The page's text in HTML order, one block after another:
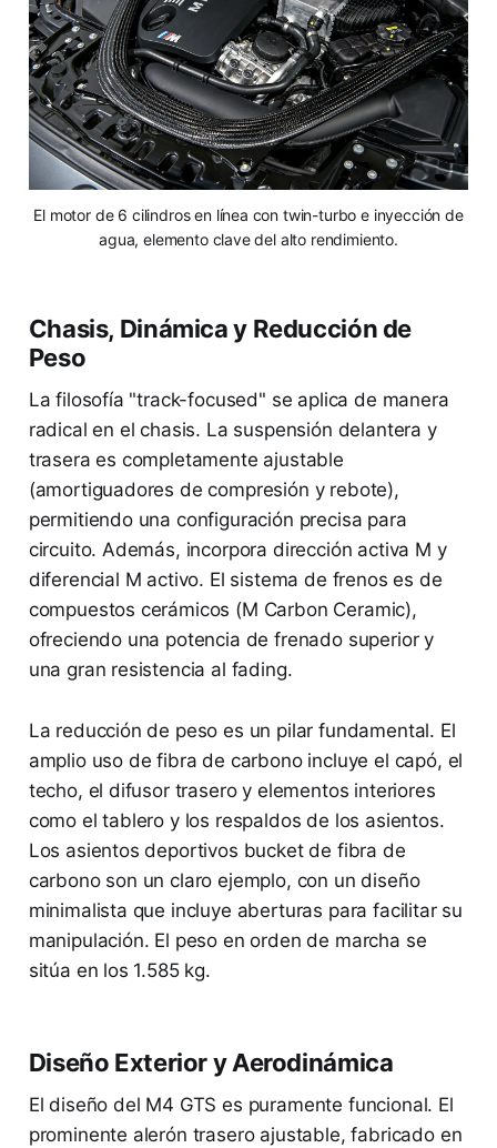
El motor de 6 cilindros en línea con twin-turbo e inyección de
agua, elemento clave del alto rendimiento.
Chasis, Dinámica y Reducción de
Peso
La filosofía "track-focused" se aplica de manera
radical en el chasis. La suspensión delantera y
trasera es completamente ajustable
(amortiguadores de compresión y rebote),
permitiendo una configuración precisa para
circuito. Además, incorpora dirección activa M y
diferencial M activo. El sistema de frenos es de
compuestos cerámicos (M Carbon Ceramic),
ofreciendo una potencia de frenado superior y
una gran resistencia al fading.
La reducción de peso es un pilar fundamental. El
amplio uso de fibra de carbono incluye el capó, el
techo, el difusor trasero y elementos interiores
como el tablero y los respaldos de los asientos.
Los asientos deportivos bucket de fibra de
carbono son un claro ejemplo, con un diseño
minimalista que incluye aberturas para facilitar su
manipulación. El peso en orden de marcha se
sitúa en los 1.585 kg.
Diseño Exterior y Aerodinámica
El diseño del M4 GTS es puramente funcional. El
prominente alerón trasero ajustable, fabricado en